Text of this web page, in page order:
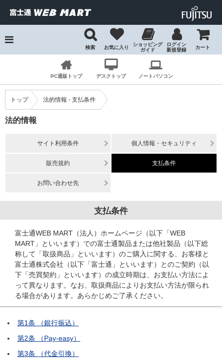
検索 お気に入り
ショッピング
ガイド
ログイン
新規登録
カート
PC通販トップ
デスクトップ ノートパソコン
トップ 法的情報 - 支払条件
法的情報
サイト利用条件 個人情報・セキュリティ
販売規約 支払条件
お問い合わせ先
支払条件
富士通WEB MART（法人）ホームページ（以下「WEB
MART」といいます）での富士通製品または他社製品（以下総
称して「取扱商品」といいます）のご購入に関する、お客様と
富士通株式会社（以下「富士通」といいます）とのご契約（以
下「売買契約」といいます）の成立時期は、お支払い方法によ
って異なります。なお、取扱商品によりお支払い方法が限られ
る場合があります。あらかじめご了承ください。
第1条 （銀行振込）
第2条 （Pay-easy）
第3条 （代金引換）